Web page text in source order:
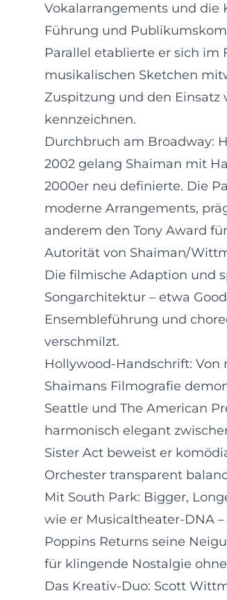
Vokalarrangements und die
Führung und
Parallel etablierte er sich im
musikalischen Sketchen
Zuspitzung und den Einsatz
kennzeichnen.
Durchbruch am Broadway:
2002 gelang Shaiman mit
2000er neu definierte. Die
moderne Arrangements,
anderem den Tony Award
Autorität von Shaiman/
Die filmische Adaption und
Songarchitektur – etwa
Ensembleführung und
verschmilzt.
Hollywood-Handschrift:
Shaimans Filmografie
Seattle und The American
harmonisch elegant
Sister Act beweist er
Orchester transparent
Mit South Park: Bigger,
wie er Musicaltheater-DNA
Poppins Returns seine
für klingende Nostalgie
Das Kreativ-Duo: Scott